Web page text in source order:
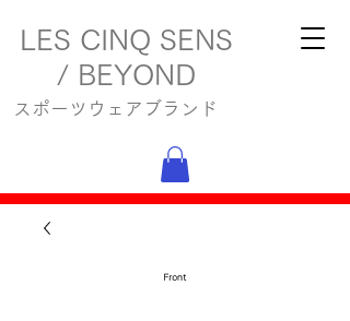
LES CINQ SENS
/ BEYOND
スポーツウェアブランド